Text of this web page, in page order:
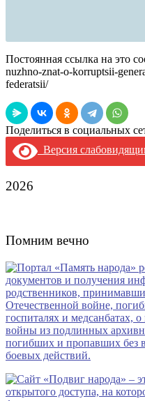
Постоянная ссылка на это
nuzhno-znat-o-korruptsii-
federatsii/
Поделиться в социальных
Версия
2026
Помним вечно